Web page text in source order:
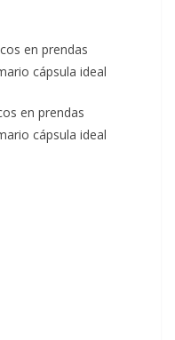
en prendas
cápsula ideal
en prendas
cápsula ideal